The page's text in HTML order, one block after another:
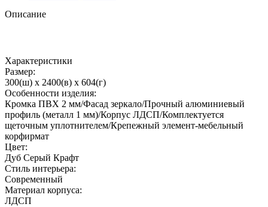
Описание
Характеристики
Размер:
300(ш) x 2400(в) x 604(г)
Особенности изделия:
Кромка ПВХ 2 мм/Фасад зеркало/Прочный алюминиевый
профиль (металл 1 мм)/Корпус ЛДСП/Комплектуется
щеточным уплотнителем/Крепежный элемент-мебельный
корфирмат
Цвет:
Дуб Серый Крафт
Стиль интерьера:
Современный
Материал корпуса:
ЛДСП